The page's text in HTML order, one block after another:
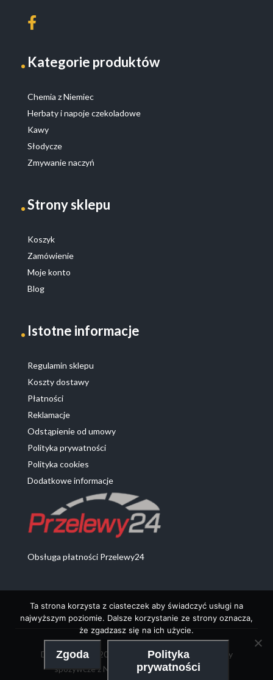
Ta strona korzysta z ciasteczek aby świadczyć usługi na
najwyższym poziomie. Dalsze korzystanie ze strony oznacza,
że zgadzasz się na ich użycie.
Zgoda
Polityka
prywatności
Kategorie produktów
Chemia z Niemiec
Herbaty i napoje czekoladowe
Kawy
Słodycze
Zmywanie naczyń
Strony sklepu
Koszyk
Zamówienie
Moje konto
Blog
Istotne informacje
Regulamin sklepu
Koszty dostawy
Płatności
Reklamacje
Odstąpienie od umowy
Polityka prywatności
Polityka cookies
Dodatkowe informacje
Obsługa płatności Przelewy24
DeProdukty 2020 - Chemia z Niemiec oraz artykuły
spożywcze z Niemiec | Realizacja:MobileTry